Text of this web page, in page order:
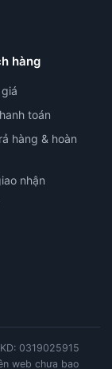
hàng
toán
hàng & hoàn
nhận
0319025915
web chưa bao